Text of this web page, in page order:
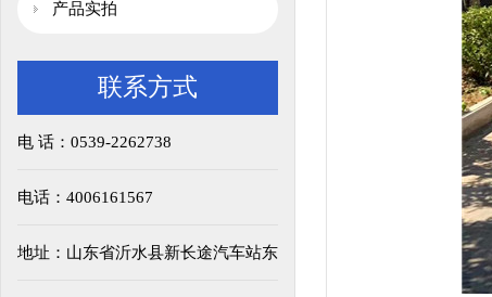
产品实拍
联系方式
电 话：0539-2262738
电话：4006161567
地址：山东省沂水县新长途汽车站东